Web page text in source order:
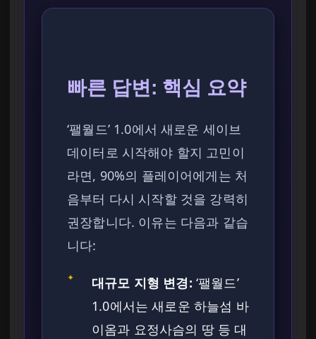
빠른 답변: 핵심 요약
‘팰월드’ 1.0에서 새로운 세이브
데이터로 시작해야 할지 고민이
라면, 90%의 플레이어에게는 처
음부터 다시 시작할 것을 강력히
권장합니다. 이유는 다음과 같습
니다:
✦ 대규모 지형 변경: ‘팰월드’
1.0에서는 새로운 하늘섬 바
이옴과 요정사슴의 땅 등 대